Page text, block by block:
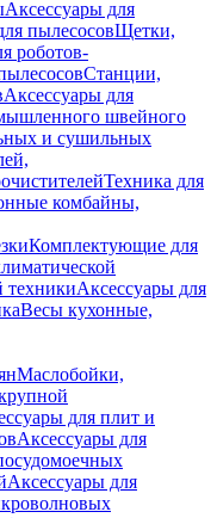
Аксессуары для
пылесосовЩетки,
роботов-
Станции,
Аксессуары для
швейного
и сушильных
Техника для
комбайны,
Комплектующие для
техникиАксессуары для
Весы кухонные,
Маслобойки,
для плит и
Аксессуары для
Аксессуары для